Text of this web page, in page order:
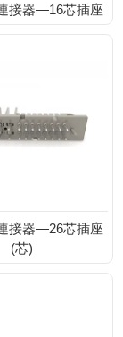
接器—16芯插座
接器—26芯插座
(芯)